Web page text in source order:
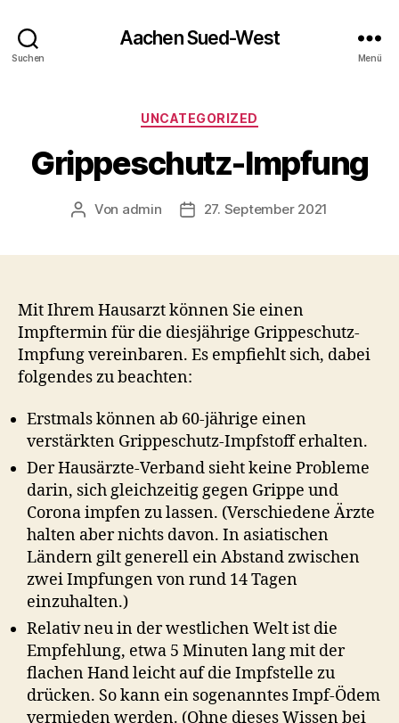
Suchen
Aachen Sued-West
Menü
Kategorien
UNCATEGORIZED
Grippeschutz-Impfung
Beitragsautor
Von admin Veröffentlichungsdatum
27. September 2021
Mit Ihrem Hausarzt können Sie einen
Impftermin für die diesjährige Grippeschutz-
Impfung vereinbaren. Es empfiehlt sich, dabei
folgendes zu beachten:
Erstmals können ab 60-jährige einen
verstärkten Grippeschutz-Impfstoff erhalten.
Der Hausärzte-Verband sieht keine Probleme
darin, sich gleichzeitig gegen Grippe und
Corona impfen zu lassen. (Verschiedene Ärzte
halten aber nichts davon. In asiatischen
Ländern gilt generell ein Abstand zwischen
zwei Impfungen von rund 14 Tagen
einzuhalten.)
Relativ neu in der westlichen Welt ist die
Empfehlung, etwa 5 Minuten lang mit der
flachen Hand leicht auf die Impfstelle zu
drücken. So kann ein sogenanntes Impf-Ödem
vermieden werden. (Ohne dieses Wissen bei